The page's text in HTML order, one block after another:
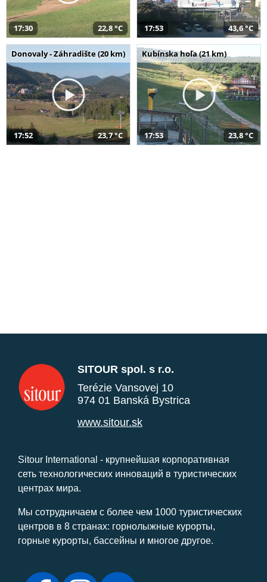
17:30 22,8 °C 17:53 43,6 °C
Donovaly - Záhradište (20 km)
17:52 23,7 °C
Kubínska hoľa (21 km)
17:53 23,8 °C
SITOUR spol. s r.o.
Terézie Vansovej 10
974 01 Banská Bystrica
www.sitour.sk
Sitour International - крупнейшая корпоративная
сеть технологических инноваций в туристических
центрах мира.
Мы сотрудничаем с более чем 1000 туристических
центров в 8 странах: горнолыжные курорты,
горные курорты, бассейны и многое другое.